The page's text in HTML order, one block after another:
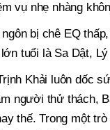
vụ nhẹ nhàng
bị chê EQ
tuổi là Sa Dật,
Khải luôn dốc
người thử thách,
thế. Trong một